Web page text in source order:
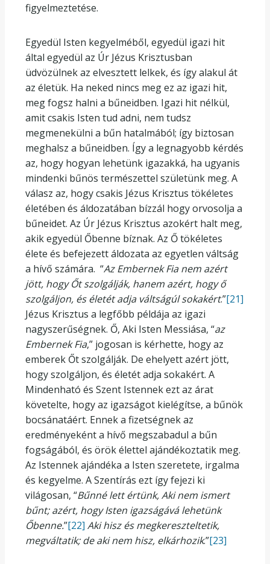
figyelmeztetése.
Egyedül Isten kegyelméből, egyedül igazi hit
által egyedül az Úr Jézus Krisztusban
üdvözülnek az elvesztett lelkek, és így alakul át
az életük. Ha neked nincs meg ez az igazi hit,
meg fogsz halni a bűneidben. Igazi hit nélkül,
amit csakis Isten tud adni, nem tudsz
megmenekülni a bűn hatalmából; így biztosan
meghalsz a bűneidben. Így a legnagyobb kérdés
az, hogy hogyan lehetünk igazakká, ha ugyanis
mindenki bűnös természettel születünk meg. A
válasz az, hogy csakis Jézus Krisztus tökéletes
életében és áldozatában bízzál hogy orvosolja a
bűneidet. Az Úr Jézus Krisztus azokért halt meg,
akik egyedül Őbenne bíznak. Az Ő tökéletes
élete és befejezett áldozata az egyetlen váltság
a hívő számára. “Az Embernek Fia nem azért
jött, hogy Őt szolgálják, hanem azért, hogy ő
szolgáljon, és életét adja váltságúl sokakért.”[21]
Jézus Krisztus a legfőbb példája az igazi
nagyszerűségnek. Ő, Aki Isten Messiása, “az
Embernek Fia,” jogosan is kérhette, hogy az
emberek Őt szolgálják. De ehelyett azért jött,
hogy szolgáljon, és életét adja sokakért. A
Mindenható és Szent Istennek ezt az árat
követelte, hogy az igazságot kielégítse, a bűnök
bocsánatáért. Ennek a fizetségnek az
eredményeként a hívő megszabadul a bűn
fogságából, és örök élettel ajándékoztatik meg.
Az Istennek ajándéka a Isten szeretete, irgalma
és kegyelme. A Szentírás ezt így fejezi ki
világosan, “Bűnné lett értünk, Aki nem ismert
bűnt; azért, hogy Isten igazságává lehetünk
Őbenne.”[22] Aki hisz és megkereszteltetik,
megváltatik; de aki nem hisz, elkárhozik.”[23]